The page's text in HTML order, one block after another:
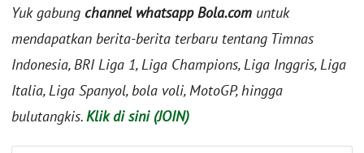
Yuk gabung channel whatsapp Bola.com untuk
mendapatkan berita-berita terbaru tentang Timnas
Indonesia, BRI Liga 1, Liga Champions, Liga Inggris, Liga
Italia, Liga Spanyol, bola voli, MotoGP, hingga
bulutangkis.Klik di sini (JOIN)